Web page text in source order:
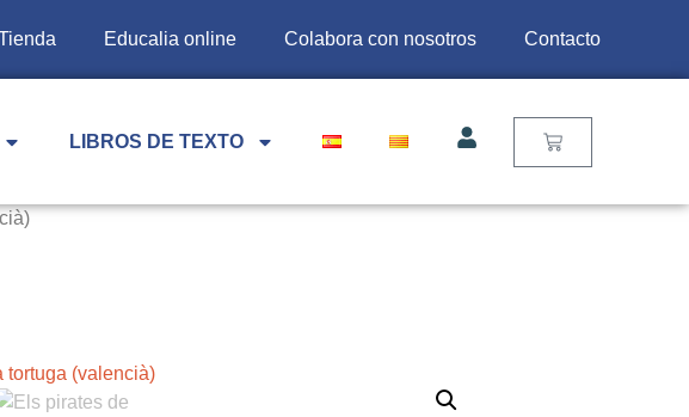
Educalia online Colabora con nosotros Contacto
LIBROS DE TEXTO